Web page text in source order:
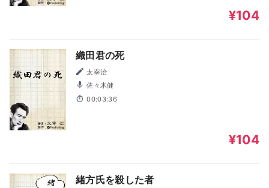
¥104
織田君の死
太宰治
佐々木健
00:03:36
¥104
緒方氏を殺した者